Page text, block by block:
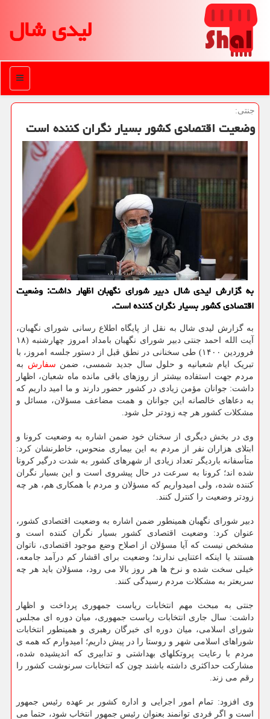
لیدی شال
منو
جنتی:
وضعیت اقتصادی كشور بسیار نگران كننده است
به گزارش لیدی شال دبیر شورای نگهبان اظهار داشت: وضعیت
اقتصادی کشور بسیار نگران کننده است.
به گزارش لیدی شال به نقل از پایگاه اطلاع رسانی شورای نگهبان،
آیت الله احمد جنتی دبیر شورای نگهبان بامداد امروز چهارشنبه (۱۸
فروردین ۱۴۰۰) طی سخنانی در نطق قبل از دستور جلسه امروز، با
تبریک ایام شعبانیه و حلول سال جدید شمسی، ضمن سفارش به
مردم جهت استفاده بیشتر از روزهای باقی مانده ماه شعبان، اظهار
داشت: جوانان مؤمن زیادی در کشور حضور دارند و ما امید داریم که
به دعاهای خالصانه این جوانان و همت مضاعف مسؤلان، مسائل و
مشکلات کشور هر چه زودتر حل شود.
وی در بخش دیگری از سخنان خود ضمن اشاره به وضعیت کرونا و
ابتلای هزاران نفر از مردم به این بیماری منحوس، خاطرنشان کرد:
متأسفانه باردیگر تعداد زیادی از شهرهای کشور به شدت درگیر کرونا
شده اند؛ کرونا به سرعت در حال پیشروی است و این بسیار نگران
کننده شده، ولی امیدواریم که مسؤلان و مردم با همکاری هم، هر چه
زودتر وضعیت را کنترل کنند.
دبیر شورای نگهبان همینطور ضمن اشاره به وضعیت اقتصادی کشور،
عنوان کرد: وضعیت اقتصادی کشور بسیار نگران کننده است و
مشخص نیست که آیا مسؤلان از اصلاح وضع موجود اقتصادی، ناتوان
هستند یا اینکه اعتنایی ندارند؛ وضعیت برای اقشار کم درآمد جامعه،
خیلی سخت شده و نرخ ها هر روز بالا می رود، مسؤلان باید هر چه
سریعتر به مشکلات مردم رسیدگی کنند.
جنتی به مبحث مهم انتخابات ریاست جمهوری پرداخت و اظهار
داشت: سال جاری انتخابات ریاست جمهوری، میان دوره ای مجلس
شورای اسلامی، میان دوره ای خبرگان رهبری و همینطور انتخابات
شوراهای اسلامی شهر و روستا را در پیش داریم؛ امیدوارم که همه ی
مردم با رعایت پروتکلهای بهداشتی و تدابیری که اندیشیده شده،
مشارکت حداکثری داشته باشند چون که انتخابات سرنوشت کشور را
رقم می زند.
وی افزود: تمام امور اجرایی و اداره کشور بر عهده رئیس جمهور
است و اگر فردی توانمند بعنوان رئیس جمهور انتخاب شود، حتما می